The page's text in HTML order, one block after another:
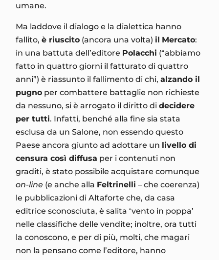
umane.
Ma laddove il dialogo e la dialettica hanno
fallito, è riuscito (ancora una volta) il Mercato:
in una battuta dell’editore Polacchi (“abbiamo
fatto in quattro giorni il fatturato di quattro
anni”) è riassunto il fallimento di chi, alzando il
pugno per combattere battaglie non richieste
da nessuno, si è arrogato il diritto di decidere
per tutti. Infatti, benché alla fine sia stata
esclusa da un Salone, non essendo questo
Paese ancora giunto ad adottare un livello di
censura così diffusa per i contenuti non
graditi, è stato possibile acquistare comunque
on-line (e anche alla Feltrinelli – che coerenza)
le pubblicazioni di Altaforte che, da casa
editrice sconosciuta, è salita ‘vento in poppa’
nelle classifiche delle vendite; inoltre, ora tutti
la conoscono, e per di più, molti, che magari
non la pensano come l’editore, hanno